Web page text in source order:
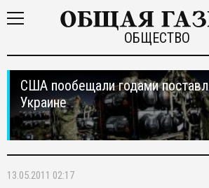
ОБЩЕСТВО
США пообещали годами
Украине
13.05.2011 02:17